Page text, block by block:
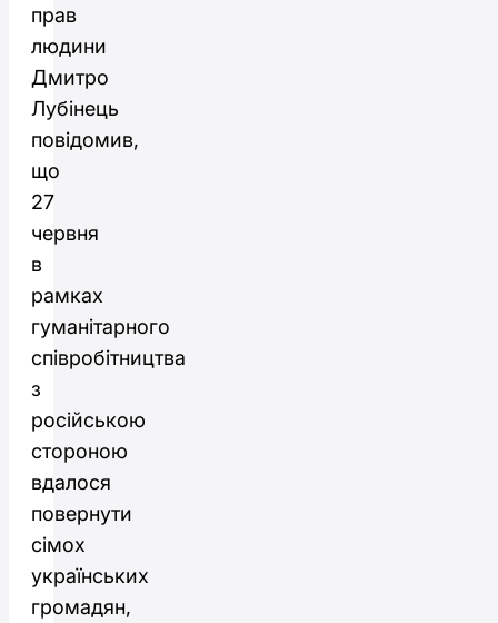
прав
людини
Дмитро
Лубінець
повідомив,
що
27
червня
в
рамках
гуманітарного
співробітництва
з
російською
стороною
вдалося
повернути
сімох
українських
громадян,